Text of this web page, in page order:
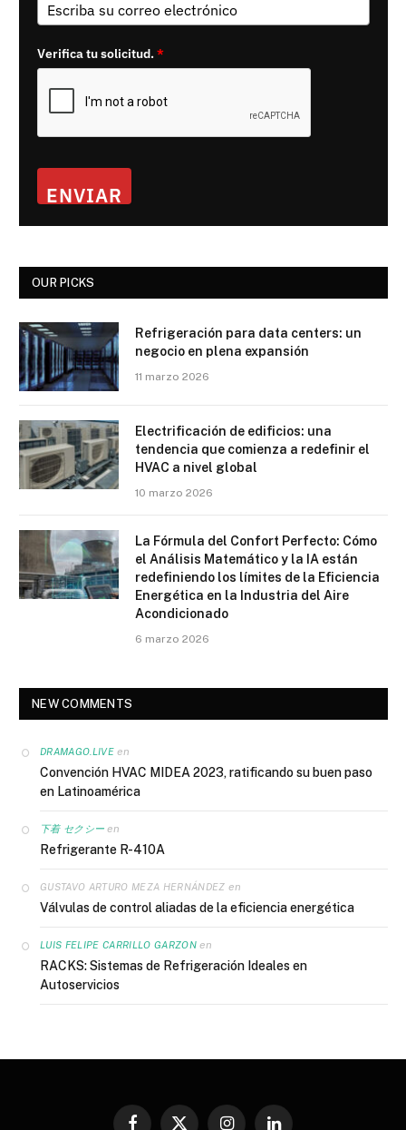
Verifica tu solicitud.*
ENVIAR
OUR PICKS
Refrigeración para data centers: un
negocio en plena expansión
11 marzo 2026
Electrificación de edificios: una
tendencia que comienza a redefinir el
HVAC a nivel global
10 marzo 2026
La Fórmula del Confort Perfecto: Cómo
el Análisis Matemático y la IA están
redefiniendo los límites de la Eficiencia
Energética en la Industria del Aire
Acondicionado
6 marzo 2026
NEW COMMENTS
DRAMAGO.LIVEen
Convención HVAC MIDEA 2023, ratificando su buen paso
en Latinoamérica
下着 セクシー en
Refrigerante R-410A
GUSTAVO ARTURO MEZA HERNÁNDEZ en
Válvulas de control aliadas de la eficiencia energética
LUIS FELIPE CARRILLO GARZONen
RACKS: Sistemas de Refrigeración Ideales en
Autoservicios